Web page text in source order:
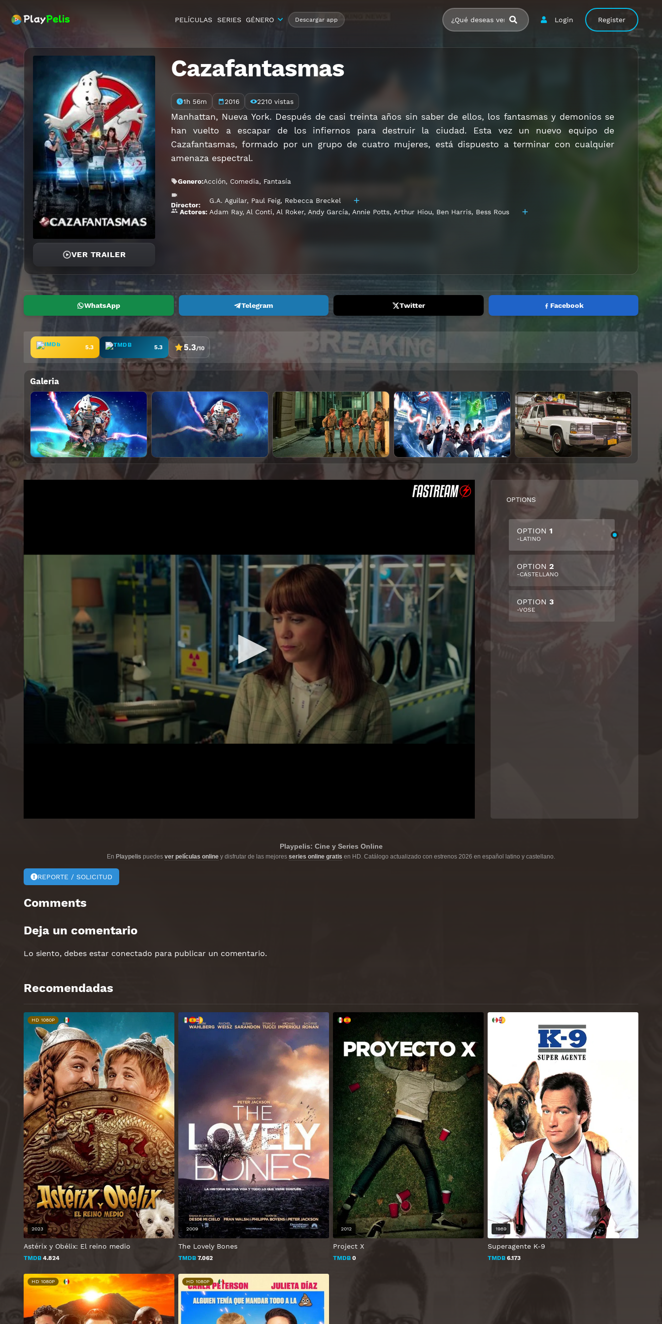
Login Register
PELÍCULAS SERIES GÉNERO Descargar app
VER TRAILER
Cazafantasmas
1h 56m 2016 2210 vistas
Manhattan, Nueva York. Después de casi treinta años sin saber de ellos, los fantasmas y demonios se
han vuelto a escapar de los infiernos para destruir la ciudad. Esta vez un nuevo equipo de
Cazafantasmas, formado por un grupo de cuatro mujeres, está dispuesto a terminar con cualquier
amenaza espectral.
Genero:Acción, Comedia, Fantasía
Director:
G.A. Aguilar, Paul Feig, Rebecca Breckel
Actores: Adam Ray, Al Conti, Al Roker, Andy García, Annie Potts, Arthur Hiou, Ben Harris, Bess Rous
WhatsApp Telegram Twitter Facebook
5.3 5.3 5.3/10
Galeria
OPTIONS
OPTION 1
-LATINO
OPTION 2
-CASTELLANO
OPTION 3
-VOSE
Playpelis: Cine y Series Online
En Playpelis puedes ver películas online y disfrutar de las mejores series online gratis en HD. Catálogo actualizado con estrenos 2026 en español latino y castellano.
REPORTE / SOLICITUD
Comments
Deja un comentario
Lo siento, debes estar conectado para publicar un comentario.
Recomendadas
Astérix y Obélix: El reino medio
TMDB 4.824
HD 1080P
2023
The Lovely Bones
TMDB 7.062
2009
Project X
TMDB 0
2012
Superagente K-9
TMDB 6.173
1989
HD 1080P HD 1080P